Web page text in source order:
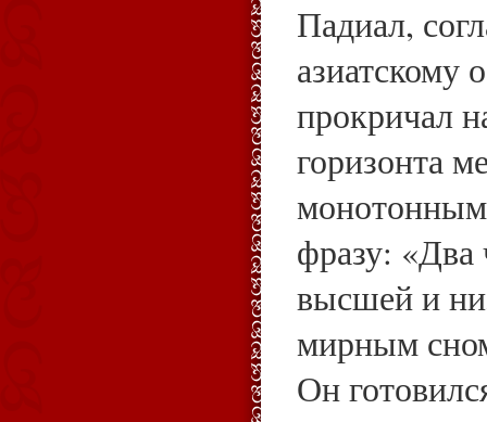
Падиал,
азиатскому
прокричал
горизонта
фразу:
высшей и
мирным
Он